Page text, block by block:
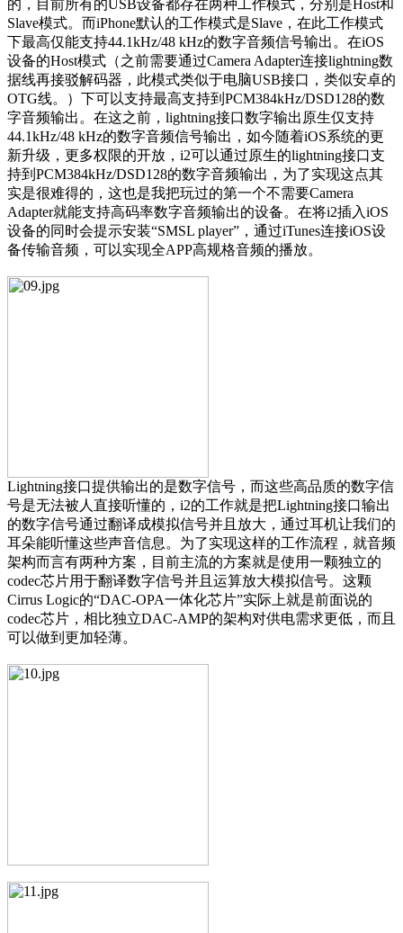
的，目前所有的USB设备都存在两种工作模式，分别是Host和
Slave模式。而iPhone默认的工作模式是Slave，在此工作模式
下最高仅能支持44.1kHz/48 kHz的数字音频信号输出。在iOS
设备的Host模式（之前需要通过Camera Adapter连接lightning数
据线再接驳解码器，此模式类似于电脑USB接口，类似安卓的
OTG线。）下可以支持最高支持到PCM384kHz/DSD128的数
字音频输出。在这之前，lightning接口数字输出原生仅支持
44.1kHz/48 kHz的数字音频信号输出，如今随着iOS系统的更
新升级，更多权限的开放，i2可以通过原生的lightning接口支
持到PCM384kHz/DSD128的数字音频输出，为了实现这点其
实是很难得的，这也是我把玩过的第一个不需要Camera
Adapter就能支持高码率数字音频输出的设备。在将i2插入iOS
设备的同时会提示安装“SMSL player”，通过iTunes连接iOS设
备传输音频，可以实现全APP高规格音频的播放。
Lightning接口提供输出的是数字信号，而这些高品质的数字信
号是无法被人直接听懂的，i2的工作就是把Lightning接口输出
的数字信号通过翻译成模拟信号并且放大，通过耳机让我们的
耳朵能听懂这些声音信息。为了实现这样的工作流程，就音频
架构而言有两种方案，目前主流的方案就是使用一颗独立的
codec芯片用于翻译数字信号并且运算放大模拟信号。这颗
Cirrus Logic的“DAC-OPA一体化芯片”实际上就是前面说的
codec芯片，相比独立DAC-AMP的架构对供电需求更低，而且
可以做到更加轻薄。